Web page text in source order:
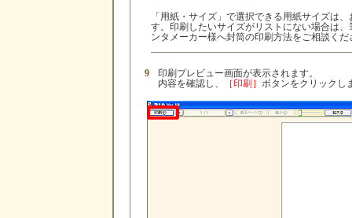
「用紙・サイズ」で選択できる用紙サイズは
す。印刷したいサイズがリストにない場合は
ンタメーカー様へ封筒の印刷方法をご相談くだ
9
印刷プレビュー画面が表示されます。
内容を確認し、
［印刷］ ボタンをクリックし